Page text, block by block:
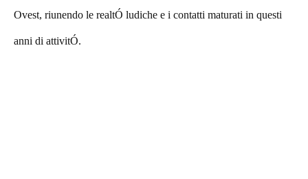
Ovest, riunendo le realtÓ ludiche e i contatti maturati in questi
anni di attivitÓ.